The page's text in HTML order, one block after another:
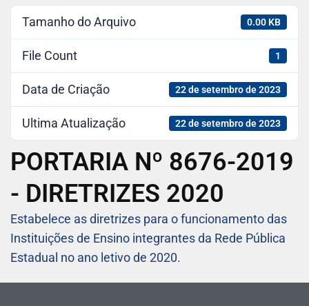
Tamanho do Arquivo 0.00 KB
File Count 1
Data de Criação 22 de setembro de 2023
Ultima Atualização 22 de setembro de 2023
PORTARIA Nº 8676-2019
- DIRETRIZES 2020
Estabelece as diretrizes para o funcionamento das
Instituições de Ensino integrantes da Rede Pública
Estadual no ano letivo de 2020.